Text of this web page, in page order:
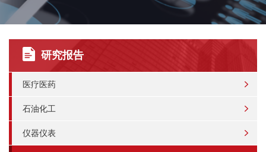
研究报告
医疗医药
石油化工
仪器仪表